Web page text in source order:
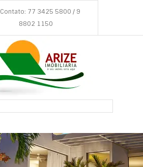
Contato: 77 3425 5800 / 9
8802 1150